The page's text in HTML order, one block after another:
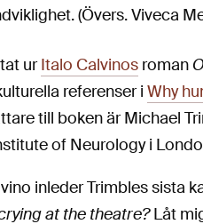
(Övers. Viveca
urItalo Calvinosroman
referenser i Why
till boken är Michael
of Neurology i
inleder Trimbles sista
at the theatre?Låt